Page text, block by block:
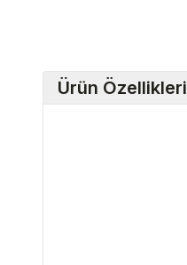
Ürün Özellikleri